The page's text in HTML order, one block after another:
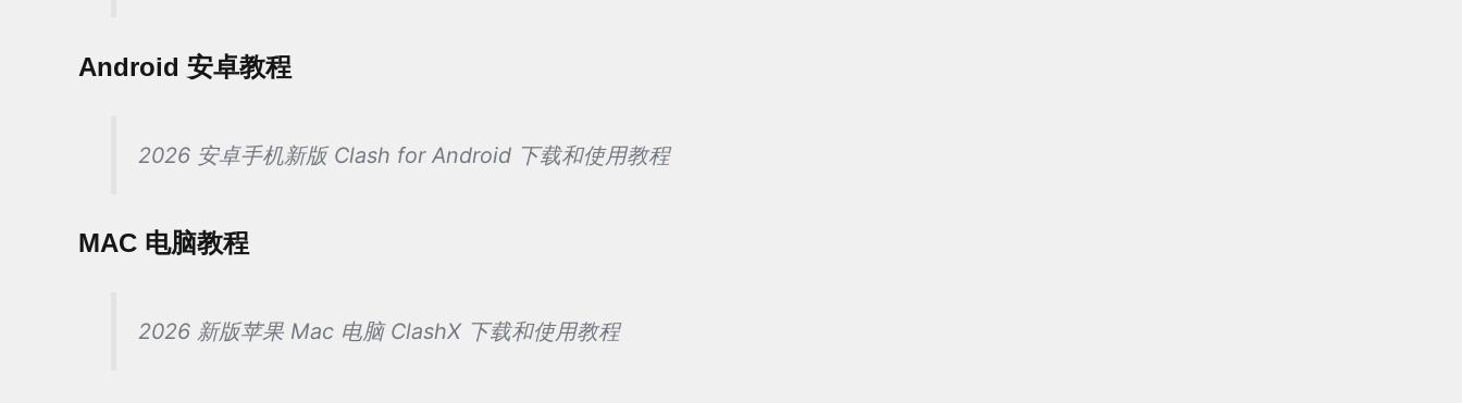
Android 安卓教程
2026 安卓手机新版 Clash for Android 下载和使用教程
MAC 电脑教程
2026 新版苹果 Mac 电脑 ClashX 下载和使用教程